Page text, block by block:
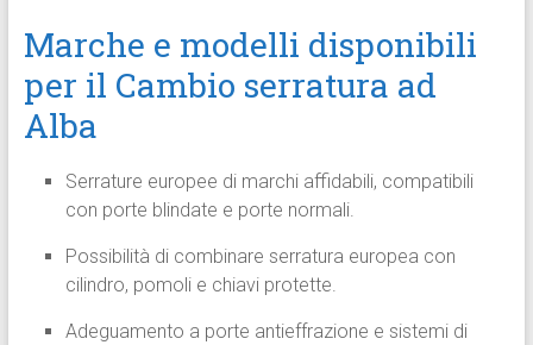
Marche e modelli disponibili
per il Cambio serratura ad
Alba
Serrature europee di marchi affidabili, compatibili
con porte blindate e porte normali.
Possibilità di combinare serratura europea con
cilindro, pomoli e chiavi protette.
Adeguamento a porte antieffrazione e sistemi di